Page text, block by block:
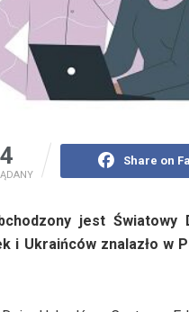
4 Share on
jest Światowy
i Ukraińców znalazło w